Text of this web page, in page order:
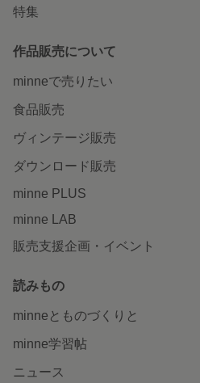
特集
作品販売について
minneで売りたい
食品販売
ヴィンテージ販売
ダウンロード販売
minne PLUS
minne LAB
販売支援企画・イベント
読みもの
minneとものづくりと
minne学習帖
ニュース